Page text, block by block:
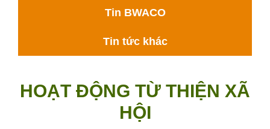
Tin BWACO
Tin tức khác
HOẠT ĐỘNG TỪ THIỆN XÃ
HỘI